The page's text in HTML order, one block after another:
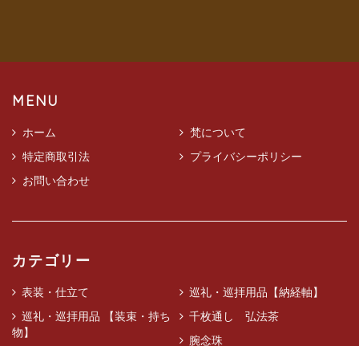
MENU
ホーム
梵について
特定商取引法
プライバシーポリシー
お問い合わせ
カテゴリー
表装・仕立て
巡礼・巡拝用品【納経軸】
巡礼・巡拝用品 【装束・持ち
物】
千枚通し 弘法茶
腕念珠